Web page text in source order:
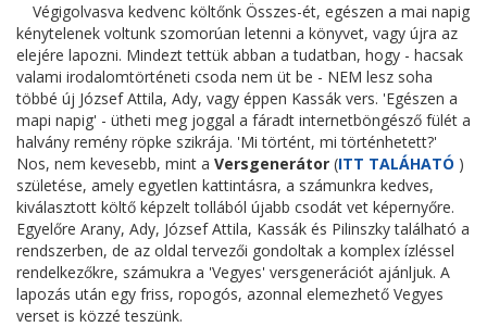
Végigolvasva kedvenc költőnk Összes-ét, egészen a mai napig
kénytelenek voltunk szomorúan letenni a könyvet, vagy újra az
elejére lapozni. Mindezt tettük abban a tudatban, hogy - hacsak
valami irodalomtörténeti csoda nem üt be - NEM lesz soha
többé új József Attila, Ady, vagy éppen Kassák vers. 'Egészen a
mapi napig' - ütheti meg joggal a fáradt internetböngésző fülét a
halvány remény röpke szikrája. 'Mi történt, mi történhetett?'
Nos, nem kevesebb, mint a Versgenerátor (ITT TALÁHATÓ )
születése, amely egyetlen kattintásra, a számunkra kedves,
kiválasztott költő képzelt tollából újabb csodát vet képernyőre.
Egyelőre Arany, Ady, József Attila, Kassák és Pilinszky található a
rendszerben, de az oldal tervezői gondoltak a komplex ízléssel
rendelkezőkre, számukra a 'Vegyes' versgenerációt ajánljuk. A
lapozás után egy friss, ropogós, azonnal elemezhető Vegyes
verset is közzé teszünk.